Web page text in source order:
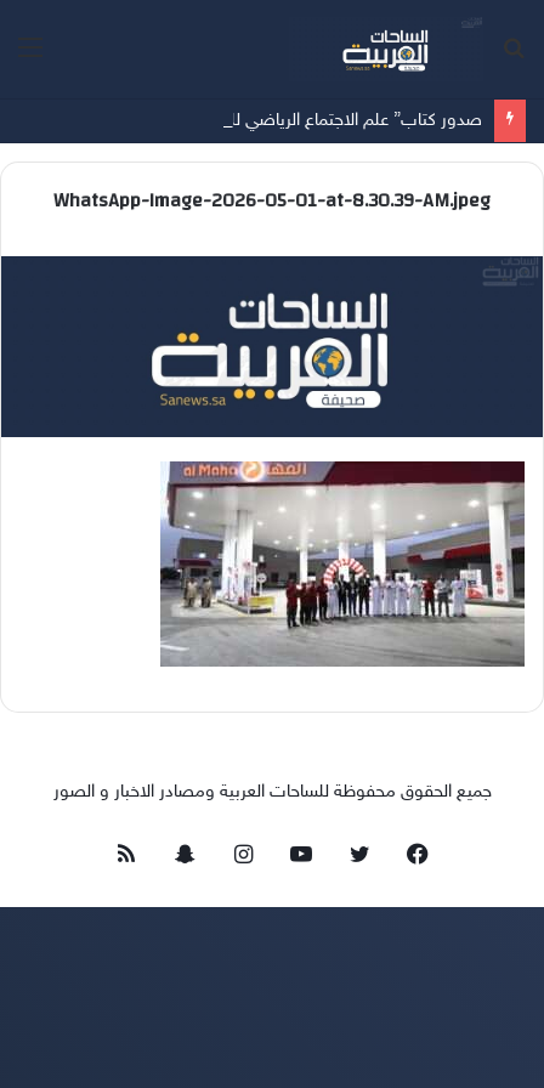
صدور كتاب” علم الاجتماع الرياضي للمؤلف( خالد الدوس)
WhatsApp-Image-2026-05-01-at-8.30.39-AM.jpeg
جميع الحقوق محفوظة للساحات العربية ومصادر الاخبار و الصور
فيسبوك تويتر يوتيوبانستقرامسناب
تشات
ملخص
الموقع